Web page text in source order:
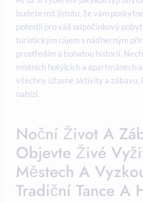
budete mít jistotu,‌ že vám
pohodlí pro⁢ váš odpočinkový
turistickým rájem ⁢s nádherným
prostředím a ⁢bohatou historií.
místních hotýlcích a apartmánech
všechny úžasné aktivity a zábavu,​
nabízí.
Noční⁢ Život ⁣a
Objevte Živé
Městech ​a
Tradiční Tance ⁤a